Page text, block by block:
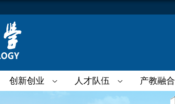
创新创业 人才队伍 产教融合